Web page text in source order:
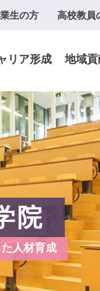
生の方 高校教員
リア形成 地域
院
人材育成